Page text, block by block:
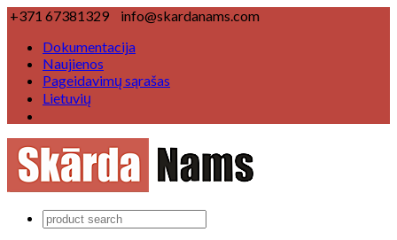
+371 67381329
info@skardanams.com
Dokumentacija
Naujienos
Pageidavimų sąrašas
Lietuvių